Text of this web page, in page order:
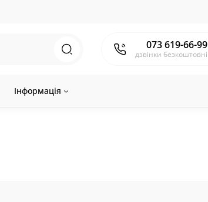
073 619-66-99
дзвінки безкоштовні
Інформація